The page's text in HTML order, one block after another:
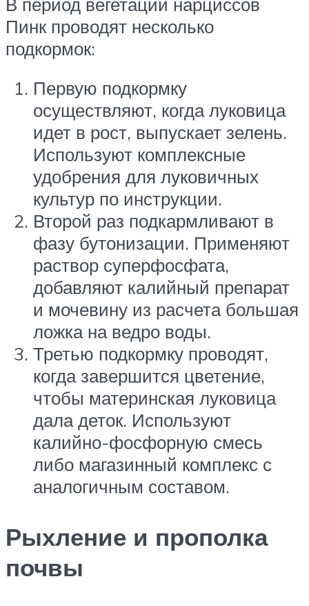
Пинк проводят несколько
подкормок:
Первую подкормку
осуществляют, когда луковица
идет в рост, выпускает зелень.
Используют комплексные
удобрения для луковичных
культур по инструкции.
Второй раз подкармливают в
фазу бутонизации. Применяют
раствор суперфосфата,
добавляют калийный препарат
и мочевину из расчета большая
ложка на ведро воды.
Третью подкормку проводят,
когда завершится цветение,
чтобы материнская луковица
дала деток. Используют
калийно-фосфорную смесь
либо магазинный комплекс с
аналогичным составом.
Рыхление и прополка
почвы